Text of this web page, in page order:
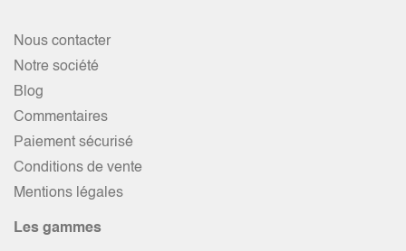
Nous contacter
Notre société
Blog
Commentaires
Paiement sécurisé
Conditions de vente
Mentions légales
Les gammes